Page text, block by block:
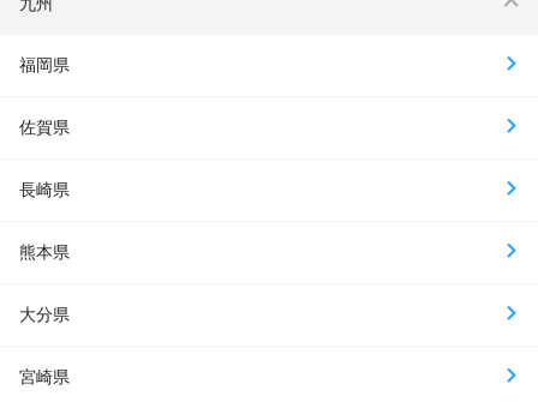
福岡県
佐賀県
長崎県
熊本県
大分県
宮崎県